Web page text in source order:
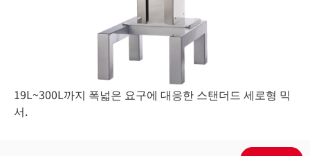
19L~300L까지 폭넓은 요구에 대응한 스탠더드 세로형 믹
서.